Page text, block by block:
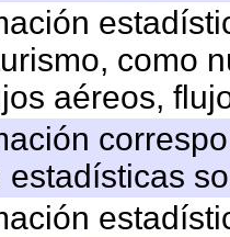
como
aéreos,
estadísticas